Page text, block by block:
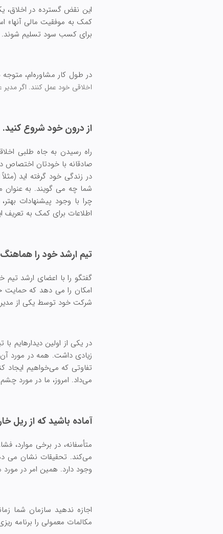
این نقض گسترده در اخلاق،
کمک به موفقیت مالی آنها»
برای کسب سود تسلیم شوند.
در طول کار مشاوره‌ام،
اخلاقی خود عمل کنند. اگر مدیر
از درون خود شروع کنید.
راه رسیدن به جاه طلبی
صادقانه با خودتان اختصاص
در زندگی خود گرفته اید
شما چه می گویند. به
چرا با وجود پیشنهادات
اطلاعات برای کمک به تعریف
تیم ارشد خود را
گفتگو را با اعضای ارشد
امکان را می دهد که حمایت
شرکت خود توسط یکی از
در یکی از اولین دیدارهایم
زیادی داشت. همه در مورد
تفاوتی که می‌خواهیم ایجاد
می‌داد. امروز، ما در مورد
آماده باشید که از ریل
متأسفانه، در برخی موارد،
می‌کند. تحقیقات نشان می
وجود دارد. همین امر در
اجازه ندهید سازمان شما
مکالمات معمولی را برنامه